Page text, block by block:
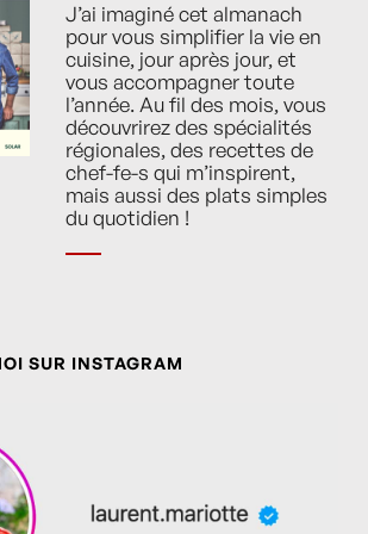
J’ai imaginé cet almanach
pour vous simplifier la vie en
cuisine, jour après jour, et
vous accompagner toute
l’année. Au fil des mois, vous
découvrirez des spécialités
régionales, des recettes de
chef-fe-s qui m’inspirent,
mais aussi des plats simples
du quotidien !
SUR INSTAGRAM